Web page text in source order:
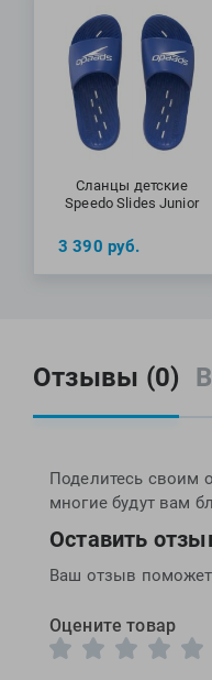
Сланцы детские
Speedo Slides Junior
3 390 руб.
Отзывы (0)
Поделитесь своим
многие будут вам
Оставить
Ваш отзыв
Оцените товар